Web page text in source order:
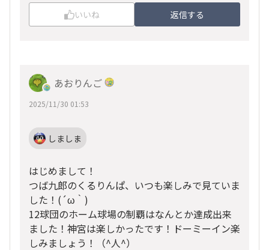
いいね 返信する
あおりんご
2025/11/30 01:53
しましま
はじめまして！
つば九郎のくるりんぱ、いつも楽しみで見ていま
した！(´ω｀)
12球団のホーム球場の制覇はなんとか達成出来
ました！神宮は楽しかったです！ドーミーイン楽
しみましょう！（^人^）